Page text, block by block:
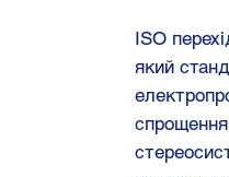
ISO
який
спрощення